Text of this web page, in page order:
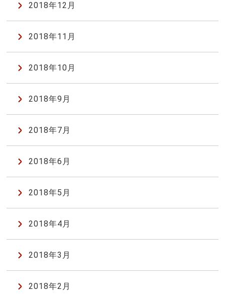
2018年12月
2018年11月
2018年10月
2018年9月
2018年7月
2018年6月
2018年5月
2018年4月
2018年3月
2018年2月